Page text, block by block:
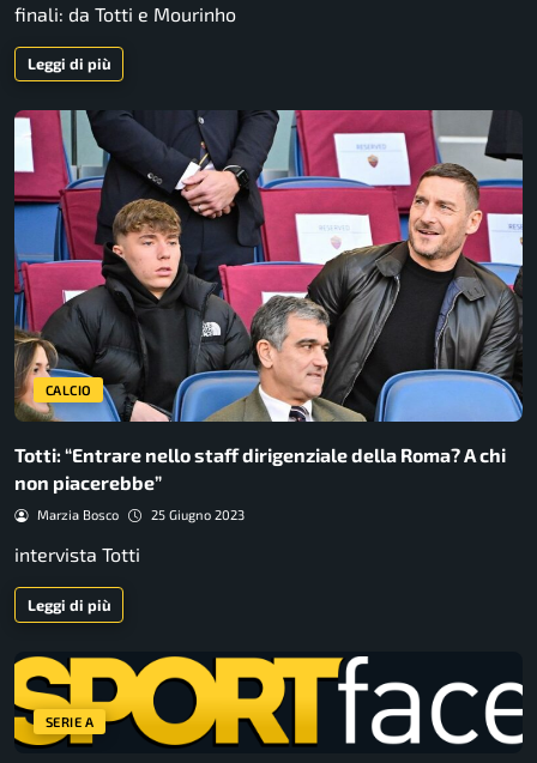
finali: da Totti e Mourinho
Leggi di più
CALCIO
Totti: “Entrare nello staff dirigenziale della Roma? A chi
non piacerebbe”
Marzia Bosco 25 Giugno 2023
intervista Totti
Leggi di più
SERIE A